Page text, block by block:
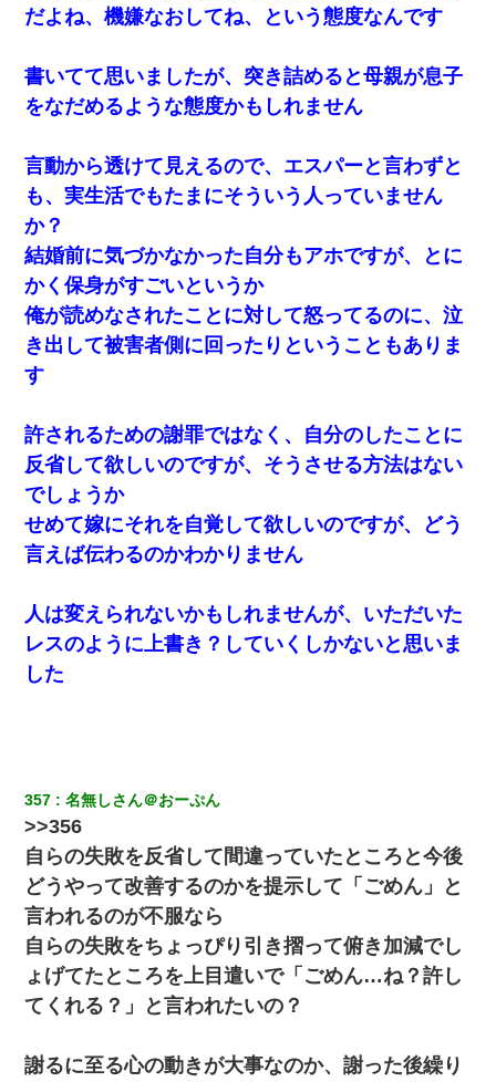
だよね、機嫌なおしてね、という態度なんです
書いてて思いましたが、突き詰めると母親が息子
をなだめるような態度かもしれません
言動から透けて見えるので、エスパーと言わずと
も、実生活でもたまにそういう人っていません
か？
結婚前に気づかなかった自分もアホですが、とに
かく保身がすごいというか
俺が読めなされたことに対して怒ってるのに、泣
き出して被害者側に回ったりということもありま
す
許されるための謝罪ではなく、自分のしたことに
反省して欲しいのですが、そうさせる方法はない
でしょうか
せめて嫁にそれを自覚して欲しいのですが、どう
言えば伝わるのかわかりません
人は変えられないかもしれませんが、いただいた
レスのように上書き？していくしかないと思いま
した
357 名無しさん＠おーぷん
>>356
自らの失敗を反省して間違っていたところと今後
どうやって改善するのかを提示して「ごめん」と
言われるのが不服なら
自らの失敗をちょっぴり引き摺って俯き加減でし
ょげてたところを上目遣いで「ごめん…ね？許し
てくれる？」と言われたいの？
謝るに至る心の動きが大事なのか、謝った後繰り